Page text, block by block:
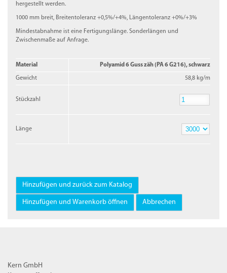
hergestellt werden.
1000 mm breit, Breitentoleranz +0,5%/+4%, Längentoleranz +0%/+3%
Mindestabnahme ist eine Fertigungslänge. Sonderlängen und
Zwischenmaße auf Anfrage.
Material Polyamid 6 Guss zäh (PA 6 G216), schwarz
Gewicht 58,8 kg/m
Stückzahl
Länge
Kern GmbH